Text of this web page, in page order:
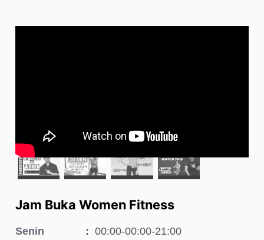
Jam Buka Women Fitness
Senin
00:00-00:00-21:00